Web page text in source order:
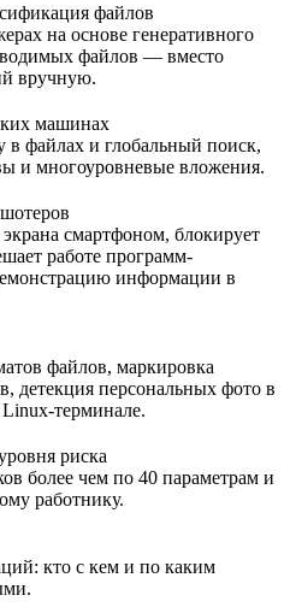
файлов
на основе генеративного
файлов — вместо
вручную.
машинах
файлах и глобальный поиск,
и многоуровневые вложения.
смартфоном, блокирует
работе программ-
информации в
файлов, маркировка
детекция персональных фото в
терминале.
риска
более чем по 40 параметрам и
работнику.
кто с кем и по каким